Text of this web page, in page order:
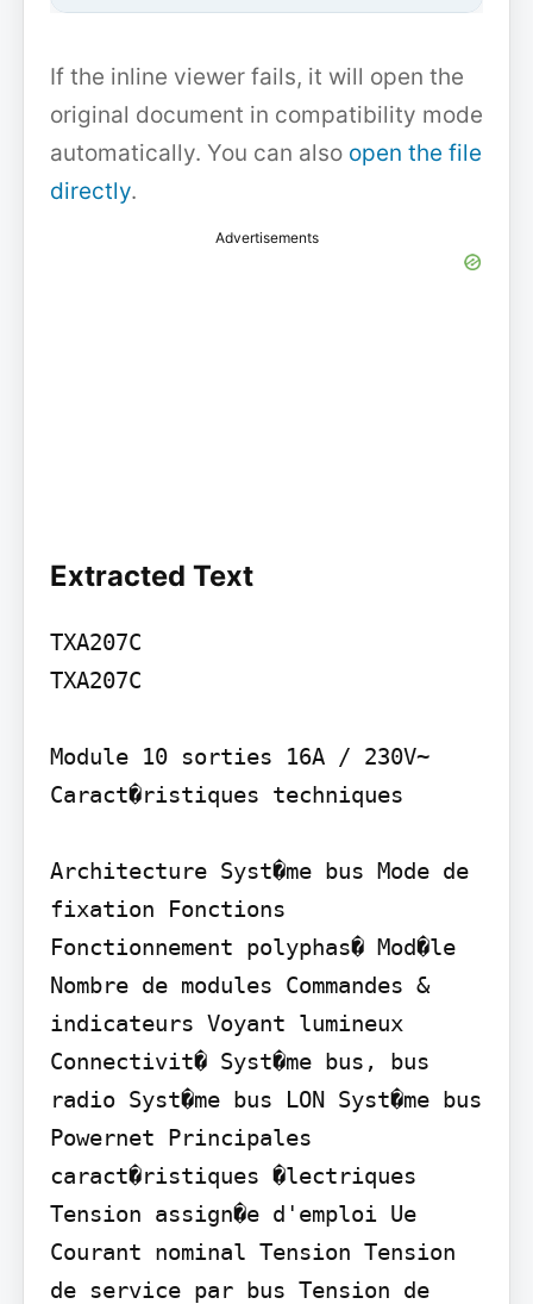
If the inline viewer fails, it will open the
original document in compatibility mode
automatically. You can also open the file
directly.
Advertisements
Extracted Text
TXA207C
TXA207C
Module 10 sorties 16A / 230V~
Caract�ristiques techniques
Architecture Syst�me bus Mode de
fixation Fonctions
Fonctionnement polyphas� Mod�le
Nombre de modules Commandes &
indicateurs Voyant lumineux
Connectivit� Syst�me bus, bus
radio Syst�me bus LON Syst�me bus
Powernet Principales
caract�ristiques �lectriques
Tension assign�e d'emploi Ue
Courant nominal Tension Tension
de service par bus Tension de